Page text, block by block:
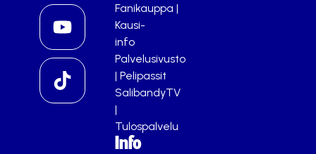
Fanikauppa |
Kausi-
info
Palvelusivusto
| Pelipassit
SalibandyTV
|
Tulospalvelu
Info